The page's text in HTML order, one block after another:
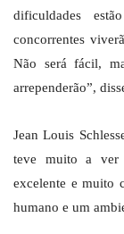
dificuldades
concorrentes
Não será fácil,
arrependerão”,
Jean Louis
teve muito a ver
excelente e muito
humano e um